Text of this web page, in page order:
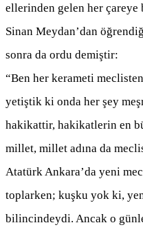
ellerinden gelen her çareye
Sinan Meydan’dan
sonra da ordu demiştir:
“Ben her kerameti
yetiştik ki onda her şey
hakikattir, hakikatlerin en
millet, millet adına da
Atatürk Ankara’da yeni
toplarken; kuşku yok ki,
bilincindeydi. Ancak o